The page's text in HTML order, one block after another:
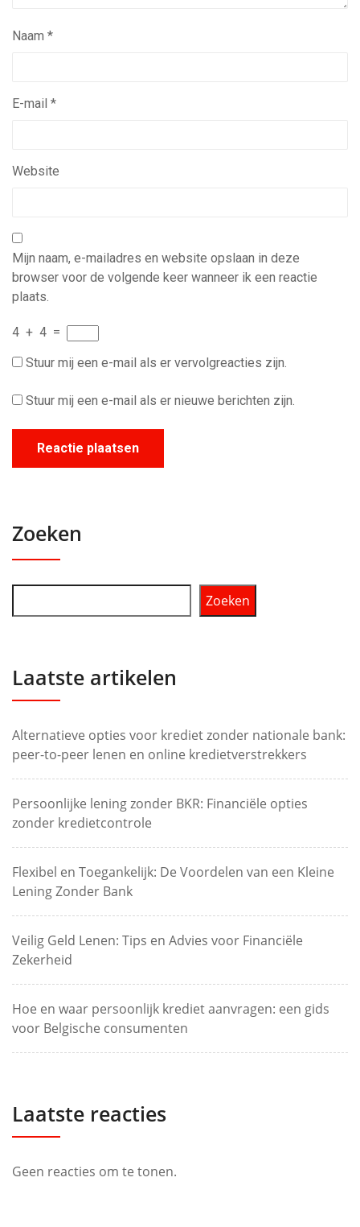
Naam *
E-mail *
Website
Mijn naam, e-mailadres en website opslaan in deze
browser voor de volgende keer wanneer ik een reactie
plaats.
4 + 4 =
Stuur mij een e-mail als er vervolgreacties zijn.
Stuur mij een e-mail als er nieuwe berichten zijn.
Zoeken
Zoeken
Laatste artikelen
Alternatieve opties voor krediet zonder nationale bank:
peer-to-peer lenen en online kredietverstrekkers
Persoonlijke lening zonder BKR: Financiële opties
zonder kredietcontrole
Flexibel en Toegankelijk: De Voordelen van een Kleine
Lening Zonder Bank
Veilig Geld Lenen: Tips en Advies voor Financiële
Zekerheid
Hoe en waar persoonlijk krediet aanvragen: een gids
voor Belgische consumenten
Laatste reacties
Geen reacties om te tonen.